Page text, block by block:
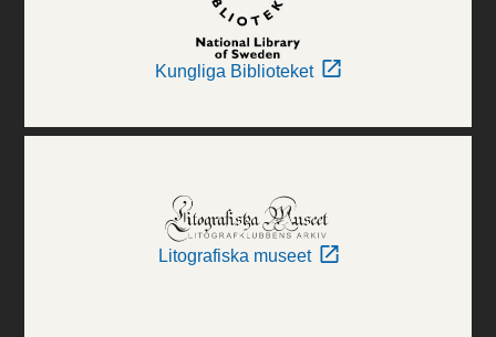
Kungliga Biblioteket
Litografiska museet